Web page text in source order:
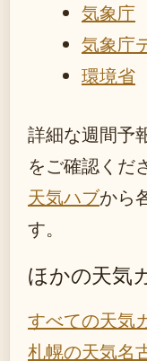
気象庁
気象庁
環境省
詳細な週間予
をご確認くだ
天気ハブから
す。
ほかの天気
すべての天気
札幌の天気名